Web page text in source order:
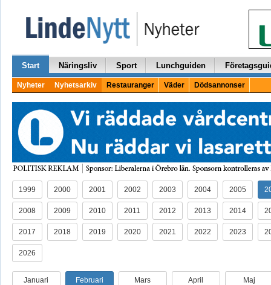
Start Näringsliv Sport Lunchguiden
Nyheter Nyhetsarkiv Restauranger Väder Dödsannonser
1999 2000 2001 2002 2003 2004 2005
2008 2009 2010 2011 2012 2013 2014
2017 2018 2019 2020 2021 2022 2023
2026
Januari Februari Mars April Maj